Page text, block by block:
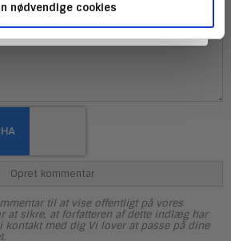
nødvendige cookies
Opret kommentar
til at vise offentligt på vores
at sikre, at forfatteren af dette indlæg har
med dig Vi lover at passe på dine